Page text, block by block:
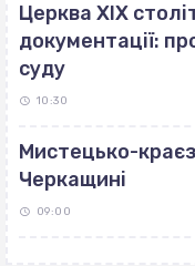
Церква ХІХ
документації:
суду
10:30
Мистецько-
Черкащині
09:00